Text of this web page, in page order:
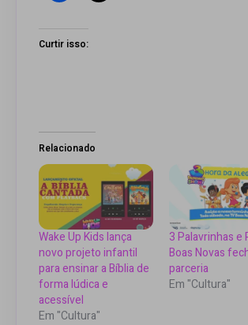
Curtir isso:
Relacionado
Wake Up Kids lança
novo projeto infantil
para ensinar a Bíblia de
forma lúdica e
acessível
Em "Cultura"
3 Palavrinhas e
Boas Novas
parceria
Em "Cultura"